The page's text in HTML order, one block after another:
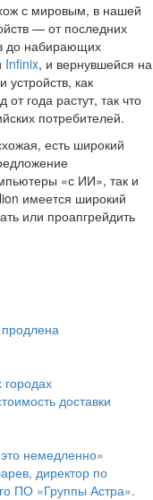
с мировым, в нашей
— от последних
до набирающих
Infinix, и вернувшейся на
устройств, как
от года растут, так что
потребителей.
есть широкий
«с ИИ», так и
имеется широкий
или проапгрейдить
городах
доставки
немедленно»
директор по
ПО «Группы Астра».